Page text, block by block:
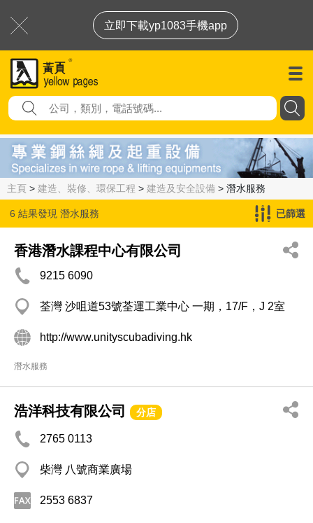
立即下載yp1083手機app
主頁 > 建造、裝修、環保工程 > 建造及安全設備 > 潛水服務
6 結果發現 潛水服務 已篩選
香港潛水課程中心有限公司
9215 6090
荃灣 沙咀道53號荃運工業中心 一期，17/F，J 2室
http://www.unityscubadiving.hk
潛水服務
浩洋科技有限公司 分店
2765 0113
柴灣 八號商業廣場
2553 6837